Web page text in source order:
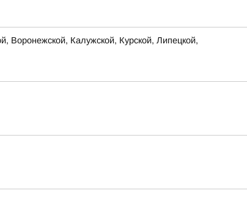
Воронежской, Калужской, Курской, Липецкой,